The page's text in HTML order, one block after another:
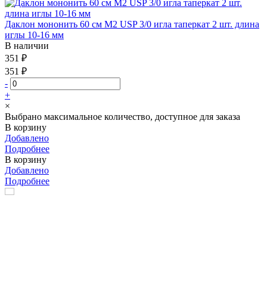
Даклон мононить 60 см М2 USP 3/0 игла таперкат 2 шт. длина
иглы 10-16 мм
В наличии
351 ₽
351 ₽
-
+
×
Выбрано максимальное количество, доступное для заказа
В корзину
Добавлено
Подробнее
В корзину
Добавлено
Подробнее